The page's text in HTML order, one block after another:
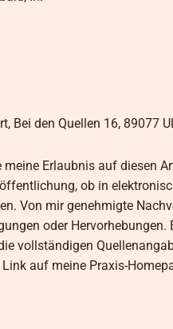
Bei den Quellen 16, 89077
Erlaubnis auf diesen
ob in
Von mir genehmigte
oder
vollständigen
auf meine Praxis-